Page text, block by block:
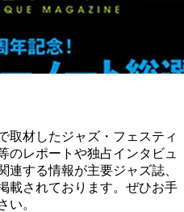
取材したジャズ・フェスティ
のレポートや独占インタビュ
連する情報が主要ジャズ誌、
載されております。ぜひお手
い。